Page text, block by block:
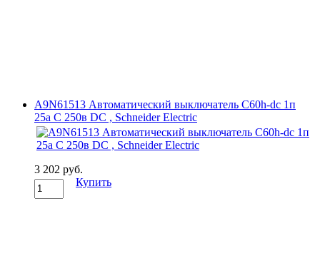
A9N61513 Автоматический выключатель C60h-dc 1п
25а C 250в DC , Schneider Electric
3 202 руб.
Купить